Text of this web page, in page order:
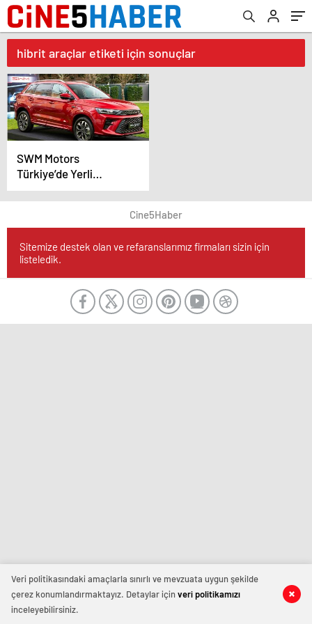
hibrit araçlar etiketi için sonuçlar
SWM Motors
Türkiye’de Yerli
Üretime Başlıyor
Cine5Haber
Sitemize destek olan ve refaranslarımız firmaları sizin için
listeledik.
Veri politikasındaki amaçlarla sınırlı ve mevzuata uygun şekilde
çerez konumlandırmaktayız. Detaylar içinveri politikamızı
inceleyebilirsiniz.